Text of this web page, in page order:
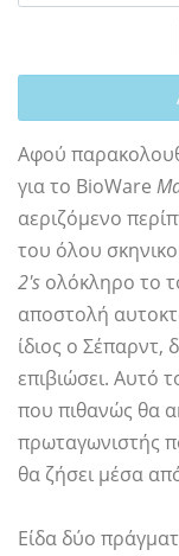
Αφού
για το BioWare
αεριζόμενο
του όλου
2's ολόκληρο το
αποστολή
ίδιος ο Σέπαρντ,
επιβιώσει. Αυτό
που πιθανώς θα
πρωταγωνιστής
θα ζήσει μέσα
Είδα δύο